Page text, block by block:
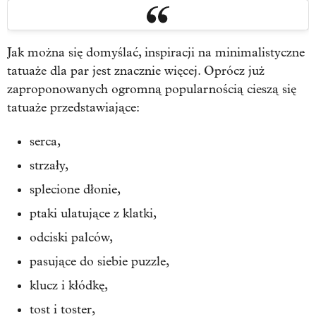
Jak można się domyślać, inspiracji na minimalistyczne
tatuaże dla par jest znacznie więcej. Oprócz już
zaproponowanych ogromną popularnością cieszą się
tatuaże przedstawiające:
serca,
strzały,
splecione dłonie,
ptaki ulatujące z klatki,
odciski palców,
pasujące do siebie puzzle,
klucz i kłódkę,
tost i toster,